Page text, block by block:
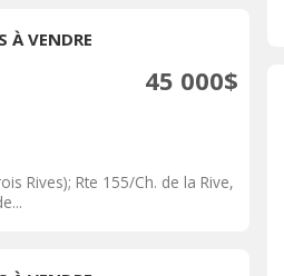
À VENDRE
45 000$
Rives); Rte 155/Ch. de la Rive,